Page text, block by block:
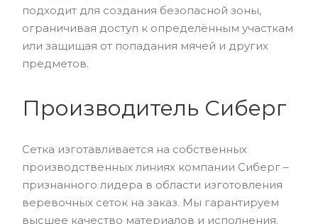
подходит для создания безопасной зоны,
ограничивая доступ к определённым участкам
или защищая от попадания мячей и других
предметов.
Производитель Сиберг
Сетка изготавливается на собственных
производственных линиях компании Сиберг –
признанного лидера в области изготовления
веревочных сеток на заказ. Мы гарантируем
высшее качество материалов и исполнения.